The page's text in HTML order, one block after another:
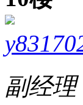
副经理